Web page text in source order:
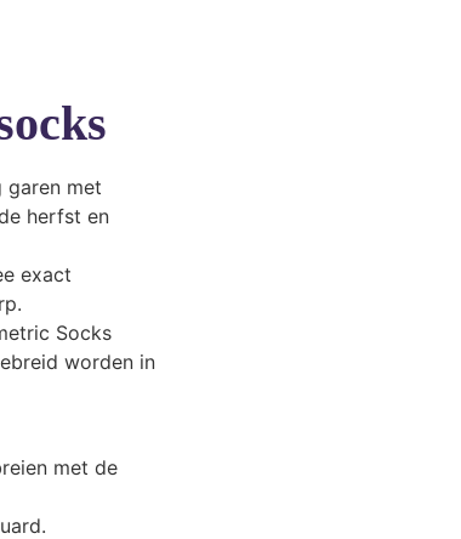
garen met
herfst en
exact
Socks
worden in
met de